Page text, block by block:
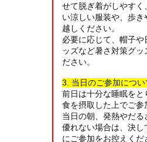
せて脱ぎ着がしやすく
い涼しい服装や、歩き
越しください。
必要に応じて、帽子や
ッズなど暑さ対策グッ
ださい。
3. 当日のご参加につい
前日は十分な睡眠をと
食を摂取した上でご参
当日の朝、発熱やだる
優れない場合は、決し
にご参加をお控えくだ